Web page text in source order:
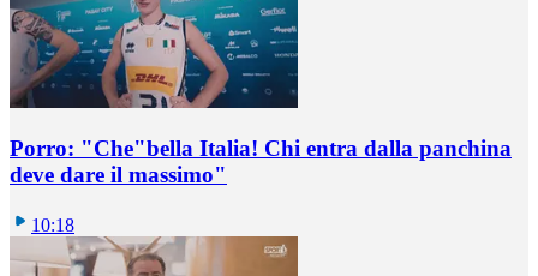
Porro: "Che"bella Italia! Chi entra dalla panchina
deve dare il massimo"
10:18